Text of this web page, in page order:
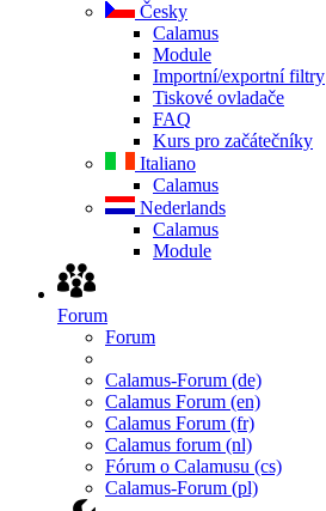
Česky
Calamus
Module
Importní/exportní filtry
Tiskové ovladače
FAQ
Kurs pro začátečníky
Italiano
Calamus
Nederlands
Calamus
Module
Forum
Forum
Calamus-Forum (de)
Calamus Forum (en)
Calamus Forum (fr)
Calamus forum (nl)
Fórum o Calamusu (cs)
Calamus-Forum (pl)